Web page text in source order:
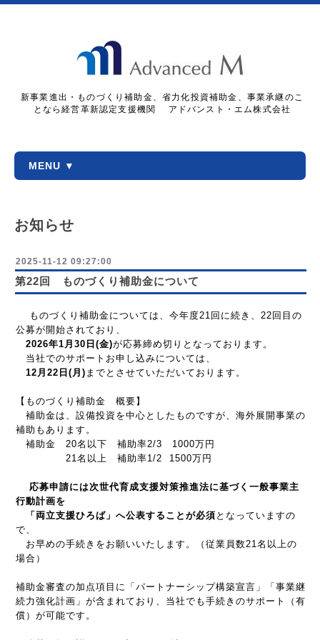
新事業進出・ものづくり補助金、省力化投資補助金、事業承継のこ
となら経営革新認定支援機関 アドバンスト・エム株式会社
MENU ▼
お知らせ
2025-11-12 09:27:00
第22回 ものづくり補助金について
ものづくり補助金については、今年度21回に続き、22回目の
公募が開始されており、
2026年1月30日 (金)が応募締め切りとなっております。
当社でのサポートお申し込みについては、
12月22日 (月 ) までとさせていただいております。
【ものづくり補助金 概要】
補助金は、設備投資を中心としたものですが、海外展開事業の
補助もあります。
補助金 20名以下 補助率2/3 1000万円
21名以上 補助率1/2 1500万円
応募申請には次世代育成支援対策推進法に基づく一般事業主
行動計画を
「両立支援ひろば」へ公表することが必須 となっていますの
で、
お早めの手続きをお願いいたします。（従業員数21名以上の
場合）
補助金審査の加点項目に「パートナーシップ構築宣言」「事業継
続力強化計画」が含まれており、当社でも手続きのサポート（有
償）が可能です。